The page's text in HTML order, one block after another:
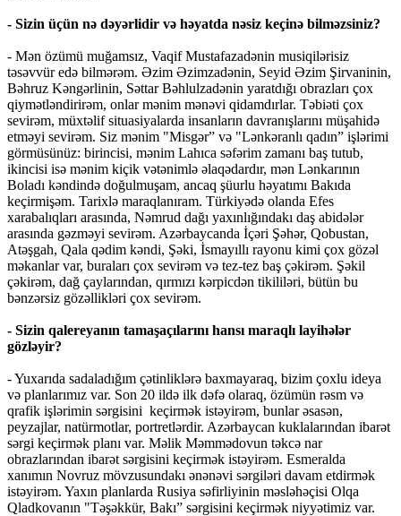
- Sizin üçün nə dəyərlidir və həyatda nəsiz keçinə bilməzsiniz?
- Mən özümü muğamsız, Vaqif Mustafazadənin musiqilərisiz
təsəvvür edə bilmərəm. Əzim Əzimzadənin, Seyid Əzim Şirvaninin,
Bəhruz Kəngərlinin, Səttar Bəhlulzadənin yaratdığı obrazları çox
qiymətləndirirəm, onlar mənim mənəvi qidamdırlar. Təbiəti çox
sevirəm, müxtəlif situasiyalarda insanların davranışlarını müşahidə
etməyi sevirəm. Siz mənim "Misgər” və "Lənkəranlı qadın” işlərimi
görmüsünüz: birincisi, mənim Lahıca səfərim zamanı baş tutub,
ikincisi isə mənim kiçik vətənimlə əlaqədardır, mən Lənkarının
Boladı kəndində doğulmuşam, ancaq şüurlu həyatımı Bakıda
keçirmişəm. Tarixlə maraqlanıram. Türkiyədə olanda Efes
xarabalıqları arasında, Nəmrud dağı yaxınlığındakı daş abidələr
arasında gəzməyi sevirəm. Azərbaycanda İçəri Şəhər, Qobustan,
Atəşgah, Qala qədim kəndi, Şəki, İsmayıllı rayonu kimi çox gözəl
məkanlar var, buraları çox sevirəm və tez-tez baş çəkirəm. Şəkil
çəkirəm, dağ çaylarından, qırmızı kərpicdən tikililəri, bütün bu
bənzərsiz gözəllikləri çox sevirəm.
- Sizin qalereyanın tamaşaçılarını hansı maraqlı layihələr
gözləyir?
- Yuxarıda sadaladığım çətinliklərə baxmayaraq, bizim çoxlu ideya
və planlarımız var. Son 20 ildə ilk dəfə olaraq, özümün rəsm və
qrafik işlərimin sərgisini keçirmək istəyirəm, bunlar əsasən,
peyzajlar, natürmotlar, portretlərdir. Azərbaycan kuklalarından ibarət
sərgi keçirmək planı var. Məlik Məmmədovun təkcə nar
obrazlarından ibarət sərgisini keçirmək istəyirəm. Esmeralda
xanımın Novruz mövzusundakı ənənəvi sərgiləri davam etdirmək
istəyirəm. Yaxın planlarda Rusiya səfirliyinin məsləhəçisi Olqa
Qladkovanın "Təşəkkür, Bakı” sərgisini keçirmək niyyətimiz var.